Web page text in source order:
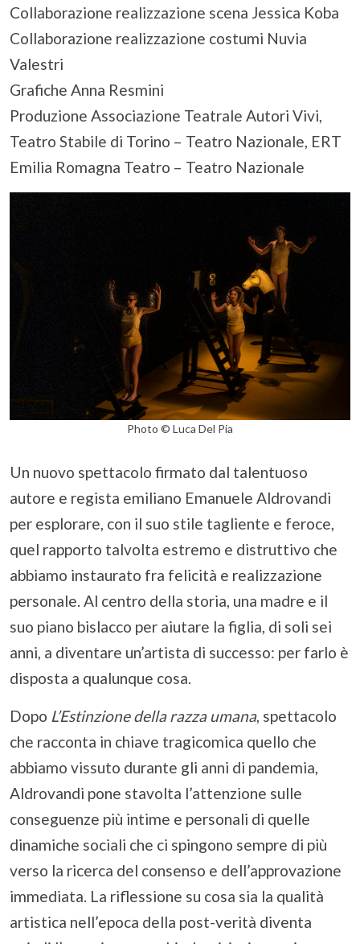
Collaborazione realizzazione scena Jessica Koba
Collaborazione realizzazione costumi Nuvia
Valestri
Grafiche Anna Resmini
Produzione Associazione Teatrale Autori Vivi,
Teatro Stabile di Torino – Teatro Nazionale, ERT
Emilia Romagna Teatro – Teatro Nazionale
Photo © Luca Del Pia
Un nuovo spettacolo firmato dal talentuoso
autore e regista emiliano Emanuele Aldrovandi
per esplorare, con il suo stile tagliente e feroce,
quel rapporto talvolta estremo e distruttivo che
abbiamo instaurato fra felicità e realizzazione
personale. Al centro della storia, una madre e il
suo piano bislacco per aiutare la figlia, di soli sei
anni, a diventare un’artista di successo: per farlo è
disposta a qualunque cosa.
Dopo L’Estinzione della razza umana, spettacolo
che racconta in chiave tragicomica quello che
abbiamo vissuto durante gli anni di pandemia,
Aldrovandi pone stavolta l’attenzione sulle
conseguenze più intime e personali di quelle
dinamiche sociali che ci spingono sempre di più
verso la ricerca del consenso e dell’approvazione
immediata. La riflessione su cosa sia la qualità
artistica nell’epoca della post-verità diventa